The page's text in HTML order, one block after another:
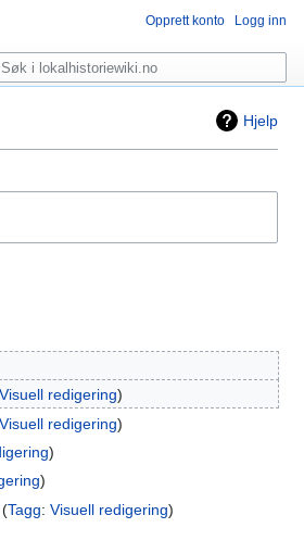
Hjelp
Visuell redigering
Visuell redigering
Tagg: Visuell redigering
Opprett konto Logg inn
Søk